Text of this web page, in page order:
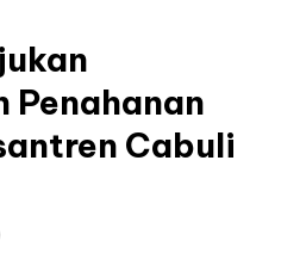
Penahanan
Cabuli